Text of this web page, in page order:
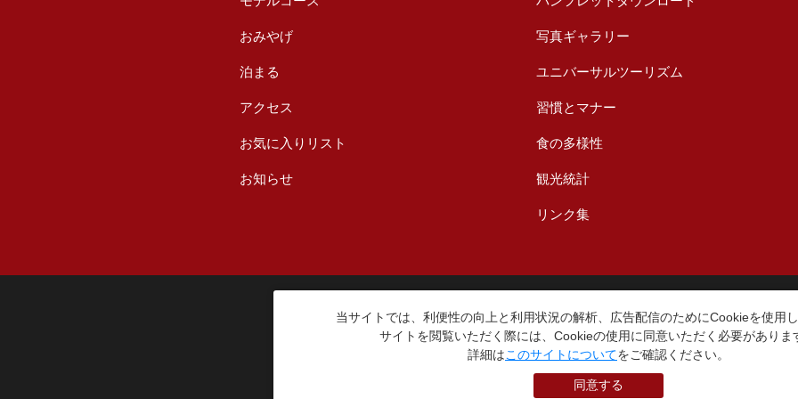
おみやげ
泊まる
アクセス
お気に入りリスト
お知らせ
写真ギャラリー
ユニバーサルツーリズム
習慣とマナー
食の多様性
観光統計
リンク集
〒110-8615 東京都台東区東上野4丁目5番6号
TEL：03-5246-1151
（平日8:30〜17:15 土日祝休み）
本WEBサイトに掲就されている全データについて無断転載・引用を禁じます。
当サイトでは、利便性の向上と利用状況の解析、広告配信のためにCookieを使用し
サイトを閲覧いただく際には、Cookieの使用に同意いただく必要がありま
詳細はこのサイトについてをご確認ください。
同意する